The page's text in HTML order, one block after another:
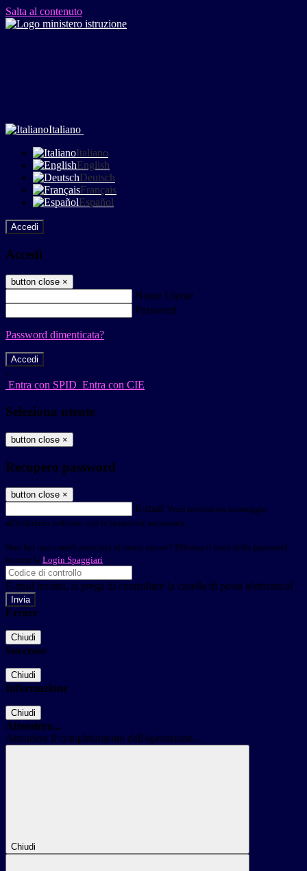
Salta al contenuto
Italiano
Italiano
English
Deutsch
Français
Español
Accedi
Accedi
button close ×
Nome Utente
Password
Password dimenticata?
-
Entra con SPID Entra con CIE
Seleziona utente
button close ×
Recupero password
button close ×
E-mail Verrà inviato un messaggio
all'indirizzo indicato con le istruzioni necessarie.
Non hai una e-mail associata al nome utente? Effettua il reset della password
tramite la Login Spaggiari
E-mail inviata, si prega di controllare la casella di posta elettronica!
Errore
Chiudi
Successo
Chiudi
Informazione
Chiudi
Attendere...
Attendere il completamento dell'operazione...
Chiudi